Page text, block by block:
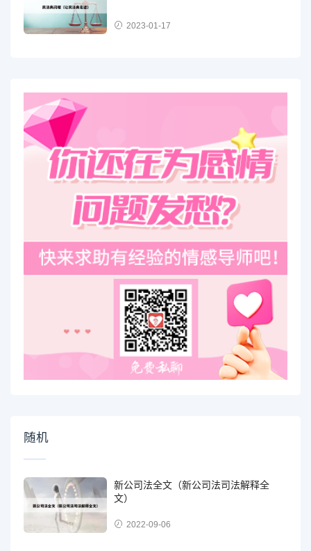
2023-01-17
随机
新公司法全文（新公司法司法解释全
文）
2022-09-06